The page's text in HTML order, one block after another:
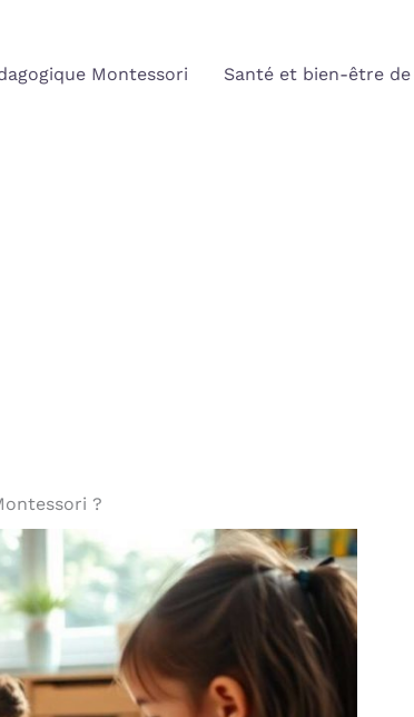
Montessori Santé et bien-être de
?